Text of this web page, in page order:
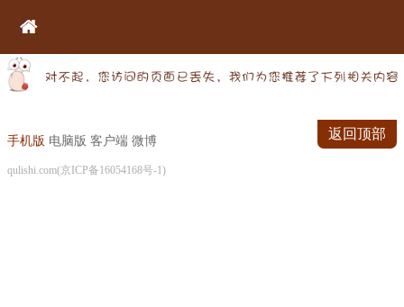
手机版 电脑版 客户端 微博
qulishi.com(京ICP备16054168号-1)
返回顶部